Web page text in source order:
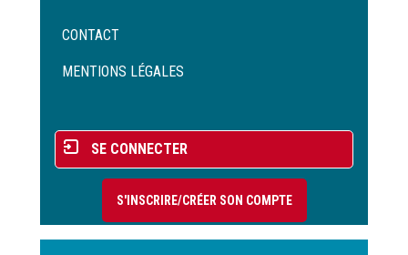
Menu
de
CONTACT
MENTIONS LÉGALES
Menu
du
compte
l'utilisateur
SE CONNECTER
S'INSCRIRE/CRÉER SON COMPTE